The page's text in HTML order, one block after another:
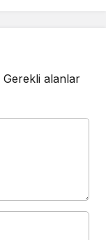
Gerekli alanlar